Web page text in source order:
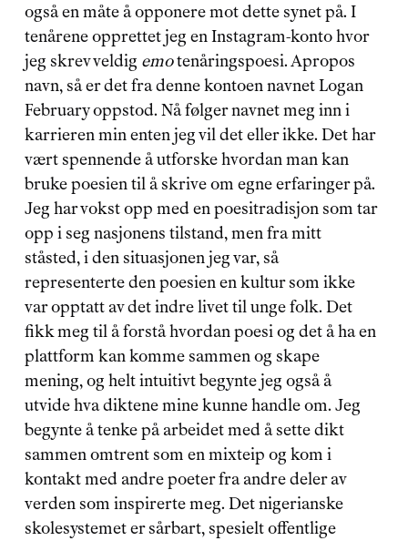
også en måte å opponere mot dette synet på. I
tenårene opprettet jeg en Instagram-konto hvor
jeg skrev veldig emo tenåringspoesi. Apropos
navn, så er det fra denne kontoen navnet Logan
February oppstod. Nå følger navnet meg inn i
karrieren min enten jeg vil det eller ikke. Det har
vært spennende å utforske hvordan man kan
bruke poesien til å skrive om egne erfaringer på.
Jeg har vokst opp med en poesitradisjon som tar
opp i seg nasjonens tilstand, men fra mitt
ståsted, i den situasjonen jeg var, så
representerte den poesien en kultur som ikke
var opptatt av det indre livet til unge folk. Det
fikk meg til å forstå hvordan poesi og det å ha en
plattform kan komme sammen og skape
mening, og helt intuitivt begynte jeg også å
utvide hva diktene mine kunne handle om. Jeg
begynte å tenke på arbeidet med å sette dikt
sammen omtrent som en mixteip og kom i
kontakt med andre poeter fra andre deler av
verden som inspirerte meg. Det nigerianske
skolesystemet er sårbart, spesielt offentlige